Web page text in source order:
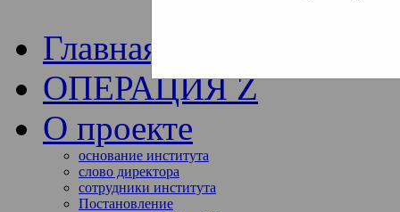
Главная
ОПЕРАЦИЯ Z
О проекте
основание института
слово директора
сотрудники института
Постановление